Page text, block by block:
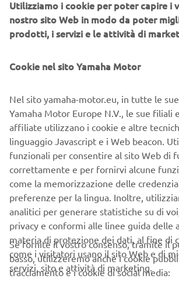
italiane specializzate, puoi frequentare
ti offrono la preparazione teorica e
trasformare ogni esperienza di guida in
TECNICI.
TEAM ADVENTURE MADESIMO
Scopri luoghi nascosti a bordo di una
Scopri di più
nostro sito Web in modo da poter
prodotti, i servizi e le attività di
Yamaha Motor Europe N.V., le sue filiali
affiliate utilizzano i cookie e altre
linguaggio Javascript e i Web beacon.
funzionali per consentire al sito Web di
correttamente e per fornirvi alcune
come la memorizzazione delle
preferenze per la lingua. Inoltre,
analitici per generare statistiche su di
privacy e conformi alle linee guida delle
materia di protezione dei dati, al fine di
come i visitatori usano il sito Web e di
servizi, sito e attività di marketing.
Se fornite il vostro consenso, tramite il
basso, utilizzeremo anche i cookie
tracciamento e i cookie di social media: